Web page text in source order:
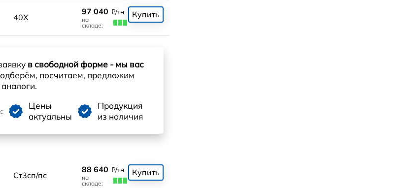
40Х
97 040 ₽/тн
на
складе:
Купить
в свободной форме - мы вас
посчитаем, предложим
Цены
актуальны
Продукция
из наличия
Ст3сп/пс
88 640 ₽/тн
на
складе:
Купить